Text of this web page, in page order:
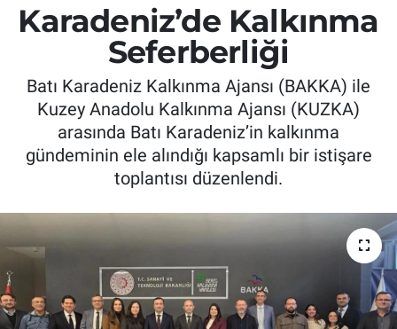
Karadeniz’de Kalkınma
Seferberliği
Batı Karadeniz Kalkınma Ajansı (BAKKA) ile
Kuzey Anadolu Kalkınma Ajansı (KUZKA)
arasında Batı Karadeniz’in kalkınma
gündeminin ele alındığı kapsamlı bir istişare
toplantısı düzenlendi.